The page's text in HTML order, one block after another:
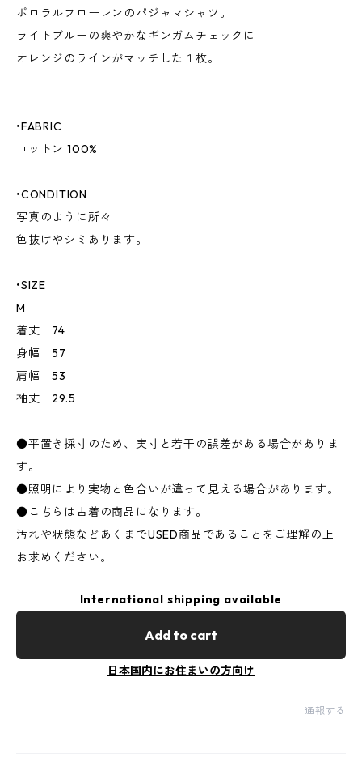
ポロラルフローレンのパジャマシャツ。
ライトブルーの爽やかなギンガムチェックに
オレンジのラインがマッチした１枚。
•FABRIC
コットン 100%
•CONDITION
写真のように所々
色抜けやシミあります。
•SIZE
M
着丈 74
身幅 57
肩幅 53
袖丈 29.5
●平置き採寸のため、実寸と若干の誤差がある場合がありま
す。
●照明により実物と色合いが違って見える場合があります。
●こちらは古着の商品になります。
汚れや状態などあくまでUSED商品であることをご理解の上
お求めください。
International shipping available
Add to cart
日本国内にお住まいの方向け
通報する